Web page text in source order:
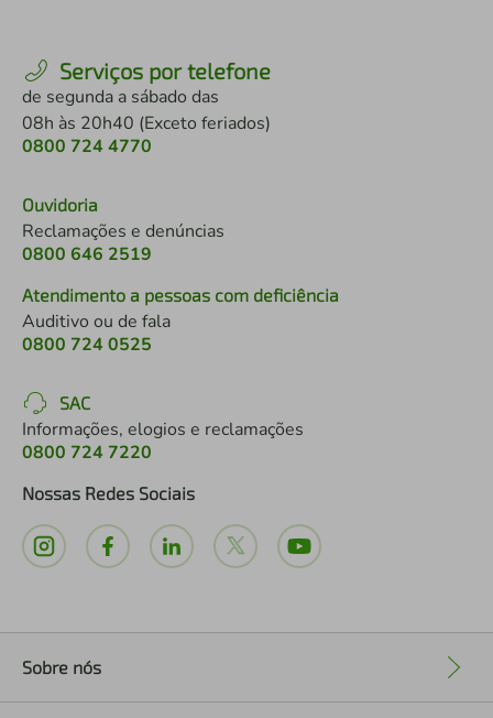
Serviços por telefone
de segunda a sábado das
08h às 20h40 (Exceto feriados)
0800 724 4770
Ouvidoria
Reclamações e denúncias
0800 646 2519
Atendimento a pessoas com deficiência
Auditivo ou de fala
0800 724 0525
SAC
Informações, elogios e reclamações
0800 724 7220
Nossas Redes Sociais
Sobre nós